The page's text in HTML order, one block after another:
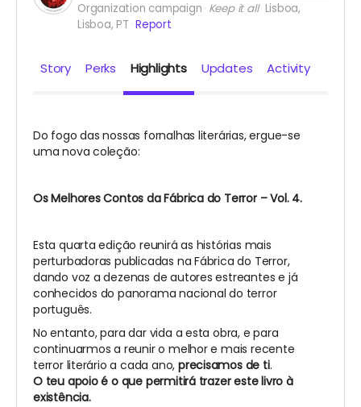
Organization campaign Keep it all Lisboa,
Lisboa, PT Report
Story Perks Highlights Updates Activity
Do fogo das nossas fornalhas literárias, ergue-se
uma nova coleção:
Os Melhores Contos da Fábrica do Terror – Vol. 4.
Esta quarta edição reunirá as histórias mais
perturbadoras publicadas na Fábrica do Terror,
dando voz a dezenas de autores estreantes e já
conhecidos do panorama nacional do terror
português.
No entanto, para dar vida a esta obra, e para
continuarmos a reunir o melhor e mais recente
terror literário a cada ano, precisamos de ti.
O teu apoio é o que permitirá trazer este livro à
existência.